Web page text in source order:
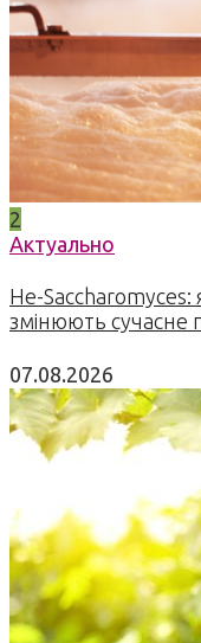
2
Актуально
Не-Saccharomyces:
змінюють сучасне
07.08.2026